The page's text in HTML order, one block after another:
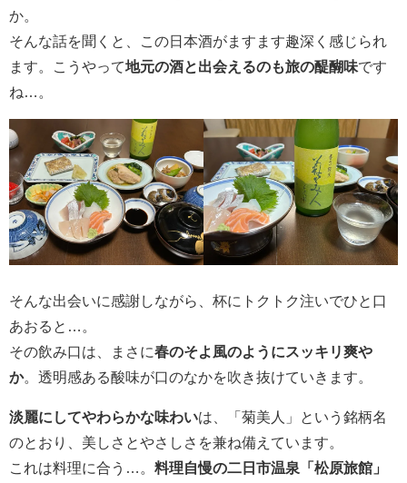
か。
そんな話を聞くと、この日本酒がますます趣深く感じられ
ます。こうやって地元の酒と出会えるのも旅の醍醐味です
ね…。
そんな出会いに感謝しながら、杯にトクトク注いでひと口
あおると…。
その飲み口は、まさに春のそよ風のようにスッキリ爽や
か。透明感ある酸味が口のなかを吹き抜けていきます。
淡麗にしてやわらかな味わいは、「菊美人」という銘柄名
のとおり、美しさとやさしさを兼ね備えています。
これは料理に合う…。 料理自慢の二日市温泉「松原旅館」